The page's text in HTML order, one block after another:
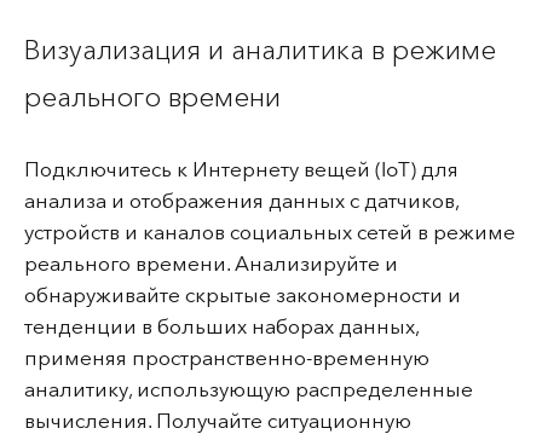
Визуализация и аналитика в режиме
реального времени
Подключитесь к Интернету вещей (IoT) для
анализа и отображения данных с датчиков,
устройств и каналов социальных сетей в режиме
реального времени. Анализируйте и
обнаруживайте скрытые закономерности и
тенденции в больших наборах данных,
применяя пространственно-временную
аналитику, использующую распределенные
вычисления. Получайте ситуационную